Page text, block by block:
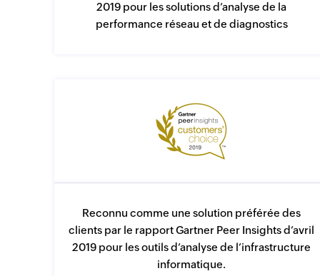
2019 pour les solutions d’analyse de la
performance réseau et de diagnostics
Reconnu comme une solution préférée des
clients par le rapport Gartner Peer Insights d’avril
2019 pour les outils d’analyse de l’infrastructure
informatique.